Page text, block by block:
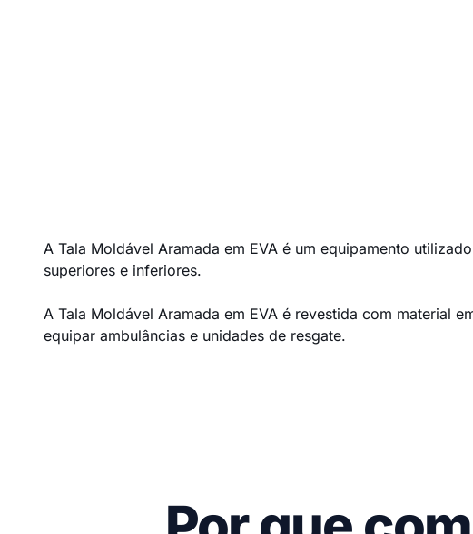
A Tala Moldável Aramada em EVA é um equipamento
superiores e inferiores.
A Tala Moldável Aramada em EVA é revestida com material
equipar ambulâncias e unidades de resgate.